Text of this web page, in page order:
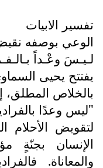
تفسير الابيات
الوعي بوصفه
لـيـسَ وعْـداً
يفتتح يحيى
بالخلاص المطلق،
"ليس وعدًا
لتقويض الأحلام
الإنسان بجنّةٍ
والمعاناة.